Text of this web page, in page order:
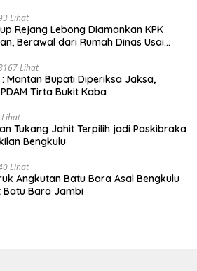
Lihat
Rejang Lebong Diamankan KPK
Berawal dari Rumah Dinas Usai
Lihat
: Mantan Bupati Diperiksa Jaksa,
Tirta Bukit Kaba
Tukang Jahit Terpilih jadi Paskibraka
Bengkulu
Lihat
Angkutan Batu Bara Asal Bengkulu
Batu Bara Jambi